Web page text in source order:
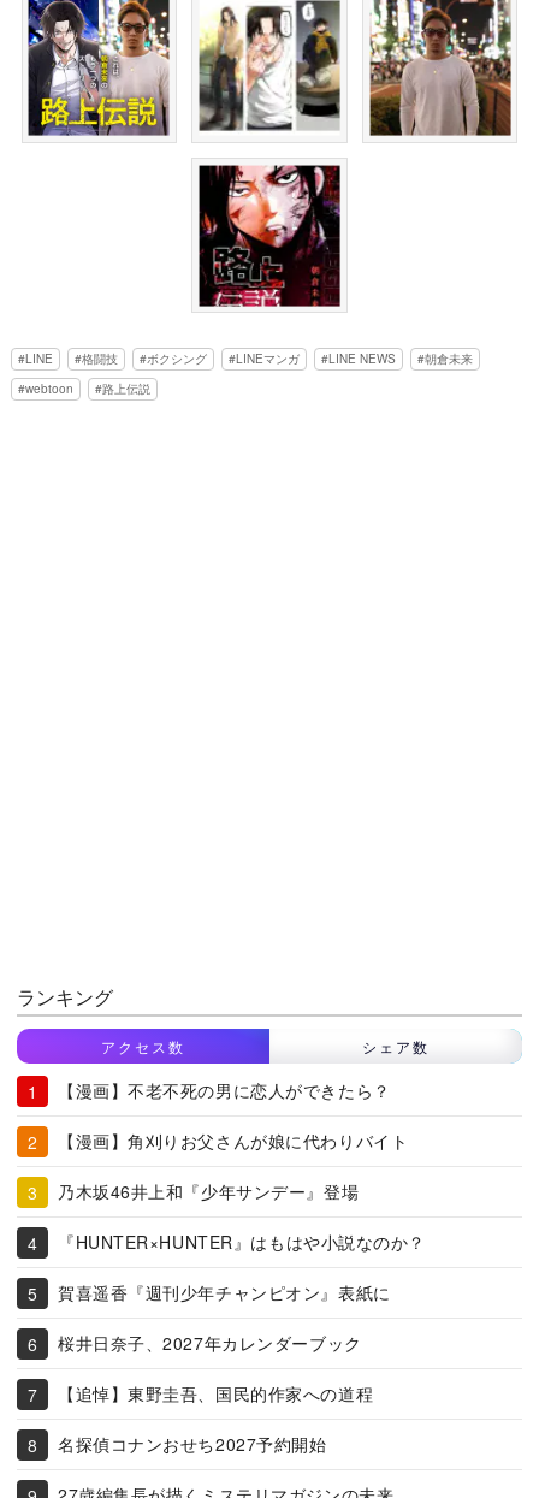
LINE 格闘技 ボクシング LINEマンガ LINE NEWS
朝倉未来
webtoon
路上伝説
ランキング
アクセス数 シェア数
【漫画】不老不死の男に恋人ができたら？
【漫画】角刈りお父さんが娘に代わりバイト
乃木坂46井上和『少年サンデー』登場
『HUNTER×HUNTER』はもはや小説なのか？
賀喜遥香『週刊少年チャンピオン』表紙に
桜井日奈子、2027年カレンダーブック
【追悼】東野圭吾、国民的作家への道程
名探偵コナンおせち2027予約開始